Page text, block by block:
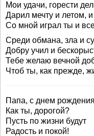
Мои удачи, горести
Дарил мечту и летом,
Со мной играл ты и
Среди обмана, зла и
Добру учил и
Тебе желаю вечной
Чтоб ты, как прежде,
Папа, с днем
Как ты, дорогой?
Пусть по жизни будут
Радость и покой!